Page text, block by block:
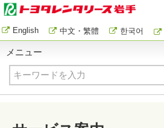
English 中文・繁體 한국어
メニュー